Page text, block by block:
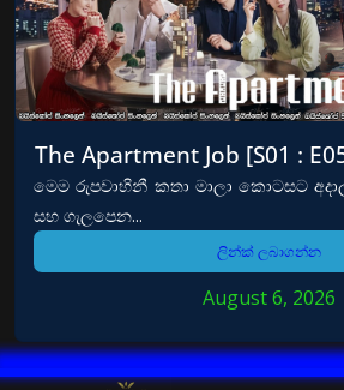
The Apartment Job [S01 :
මෙම රුපවාහිනී කතා මාලා කොටසට
සහ ගැලපෙන...
ලින්ක් ලබාගන්න
August 6, 2026